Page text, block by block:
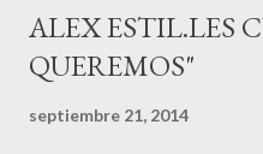
ALEX ESTIL.LES
QUEREMOS"
septiembre 21, 2014